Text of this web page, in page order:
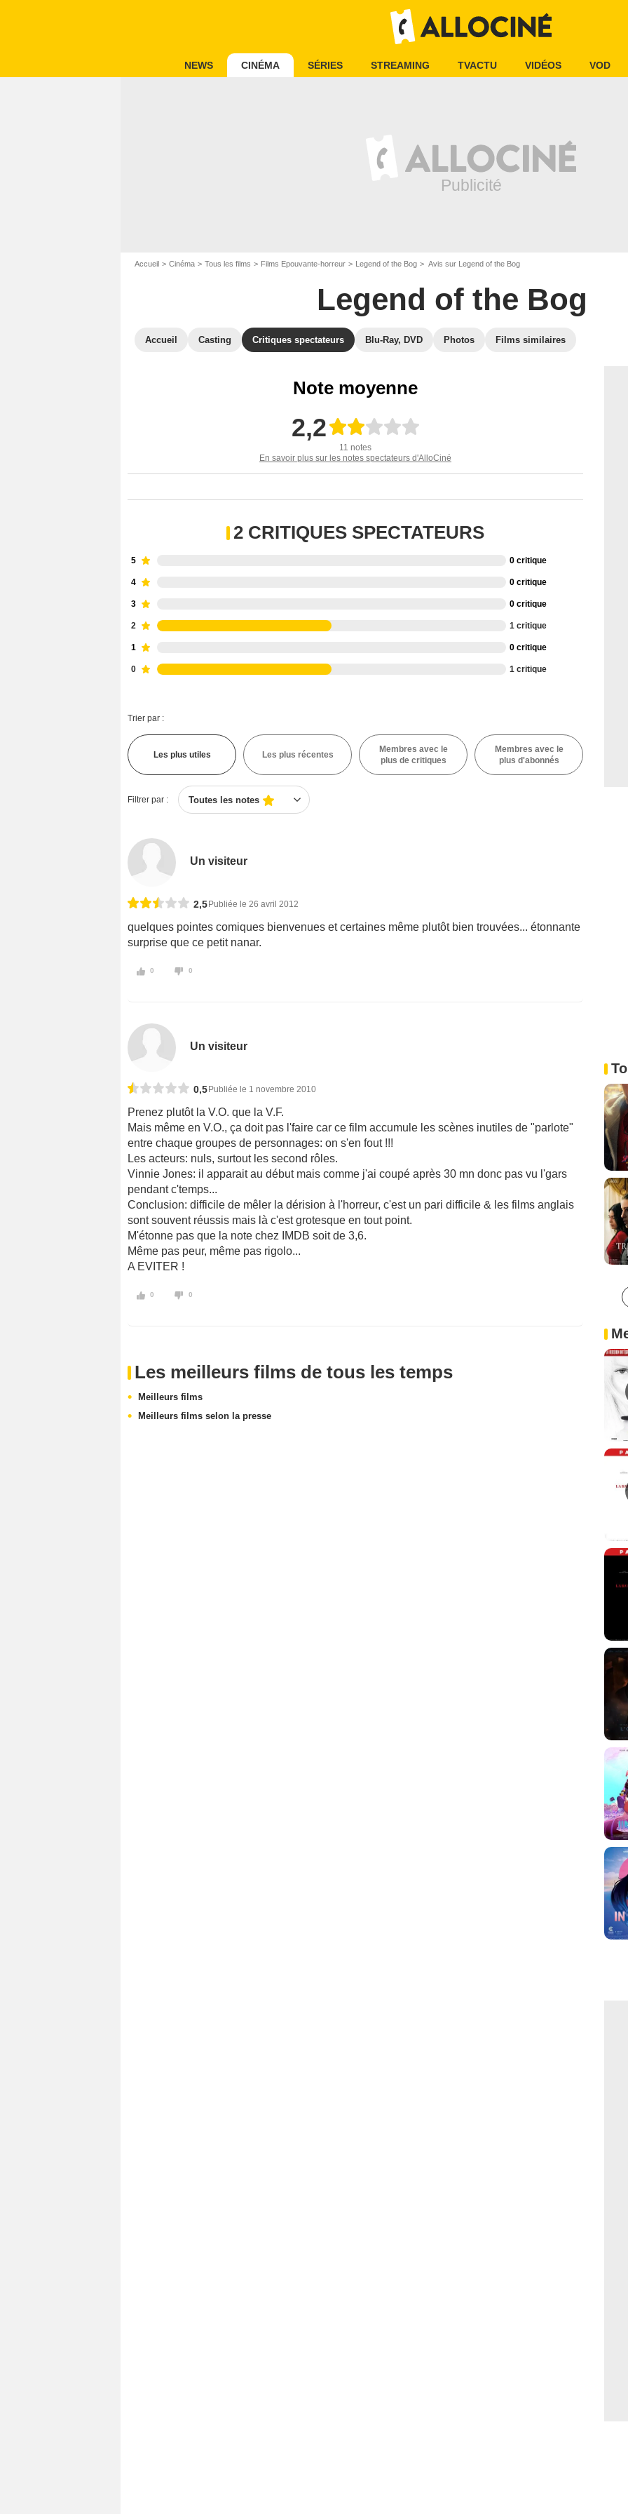
NEWS CINÉMA SÉRIES STREAMING TVACTU VIDÉOS VOD
Accueil Cinéma Tous les films Films Epouvante-horreur Legend of the Bog Avis sur Legend of the Bog
Legend of the Bog
Accueil Casting Critiques spectateurs Blu-Ray, DVD Photos Films similaires
Note moyenne
2,2
11 notes
En savoir plus sur les notes spectateurs d'AlloCiné
2 CRITIQUES SPECTATEURS
5 0 critique
4 0 critique
3 0 critique
2 1 critique
1 0 critique
0 1 critique
Trier par :
Les plus utiles Les plus récentes
Membres avec le
plus de critiques
Membres avec le
plus d'abonnés
Filtrer par : Toutes les notes
Un visiteur
2,5 Publiée le 26 avril 2012
quelques pointes comiques bienvenues et certaines même plutôt bien trouvées... étonnante
surprise que ce petit nanar.
0 0
Un visiteur
0,5Publiée le 1 novembre 2010
Prenez plutôt la V.O. que la V.F.
Mais même en V.O., ça doit pas l'faire car ce film accumule les scènes inutiles de "parlote"
entre chaque groupes de personnages: on s'en fout !!!
Les acteurs: nuls, surtout les second rôles.
Vinnie Jones: il apparait au début mais comme j'ai coupé après 30 mn donc pas vu l'gars
pendant c'temps...
Conclusion: difficile de mêler la dérision à l'horreur, c'est un pari difficile & les films anglais
sont souvent réussis mais là c'est grotesque en tout point.
M'étonne pas que la note chez IMDB soit de 3,6.
Même pas peur, même pas rigolo...
A EVITER !
0 0
Les meilleurs films de tous les temps
Meilleurs films
Meilleurs films selon la presse